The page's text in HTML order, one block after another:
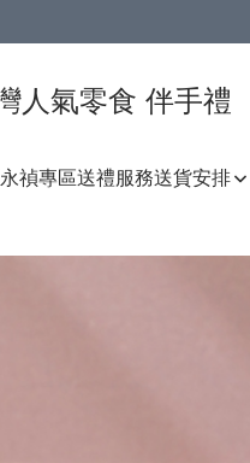
人氣零食 伴手禮
永禎專區送禮服務送貨安排